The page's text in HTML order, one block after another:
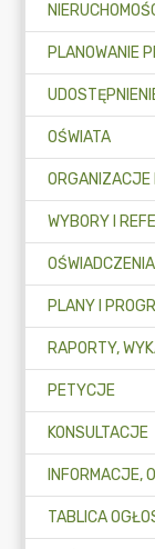
PLANOWANIE
OŚWIATA
ORGANIZACJE
WYBORY I
PLANY I
PETYCJE
KONSULTACJE
INFORMACJE,
TABLICA